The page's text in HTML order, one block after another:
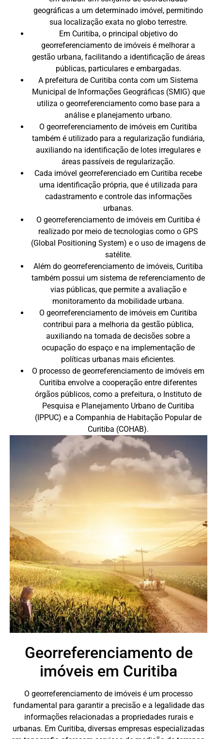
geográficas a um determinado imóvel, permitindo
sua localização exata no globo terrestre.
Em Curitiba, o principal objetivo do
georreferenciamento de imóveis é melhorar a
gestão urbana, facilitando a identificação de áreas
públicas, particulares e embargadas.
A prefeitura de Curitiba conta com um Sistema
Municipal de Informações Geográficas (SMIG) que
utiliza o georreferenciamento como base para a
análise e planejamento urbano.
O georreferenciamento de imóveis em Curitiba
também é utilizado para a regularização fundiária,
auxiliando na identificação de lotes irregulares e
áreas passíveis de regularização.
Cada imóvel georreferenciado em Curitiba recebe
uma identificação própria, que é utilizada para
cadastramento e controle das informações
urbanas.
O georreferenciamento de imóveis em Curitiba é
realizado por meio de tecnologias como o GPS
(Global Positioning System) e o uso de imagens de
satélite.
Além do georreferenciamento de imóveis, Curitiba
também possui um sistema de referenciamento de
vias públicas, que permite a avaliação e
monitoramento da mobilidade urbana.
O georreferenciamento de imóveis em Curitiba
contribui para a melhoria da gestão pública,
auxiliando na tomada de decisões sobre a
ocupação do espaço e na implementação de
políticas urbanas mais eficientes.
O processo de georreferenciamento de imóveis em
Curitiba envolve a cooperação entre diferentes
órgãos públicos, como a prefeitura, o Instituto de
Pesquisa e Planejamento Urbano de Curitiba
(IPPUC) e a Companhia de Habitação Popular de
Curitiba (COHAB).
Georreferenciamento de
imóveis em Curitiba
O georreferenciamento de imóveis é um processo
fundamental para garantir a precisão e a legalidade das
informações relacionadas a propriedades rurais e
urbanas. Em Curitiba, diversas empresas especializadas